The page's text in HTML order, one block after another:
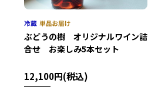
ぶどうの樹 オリジナルワイン詰
合せ お楽しみ5本セット
12,100円(税込)